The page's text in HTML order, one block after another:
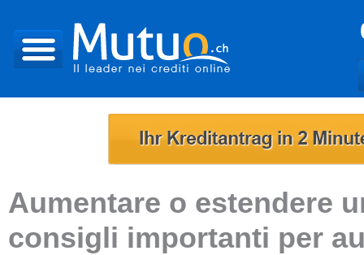
Aumentare o estendere
consigli importanti per